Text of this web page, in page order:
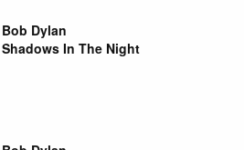
Bob Dylan
Shadows In The Night